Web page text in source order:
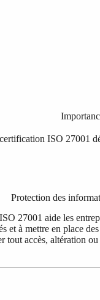
ISO 27001
Protection des
27001 aide les
et à mettre en place
tout accès, altération